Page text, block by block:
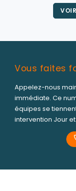
Vous faites
Appelez-nous
immédiate. Ce
équipes se
intervention Jour